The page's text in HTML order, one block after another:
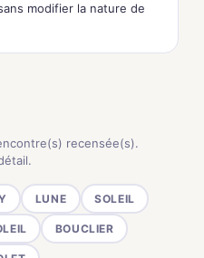
modifier la nature de
recensée(s).
LUNE SOLEIL
BOUCLIER